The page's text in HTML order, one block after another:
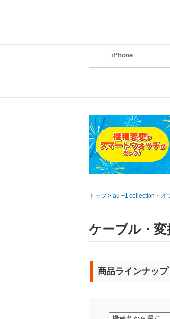
iPhone
トップ > au +1 collection・オ
ケーブル・
商品ラインナップ